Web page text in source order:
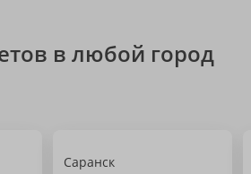
в любой город
Саранск